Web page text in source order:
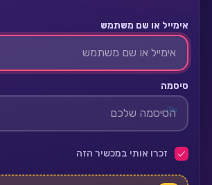
אימייל או שם משתמש
סיסמה
זכרו אותי במכשיר הזה